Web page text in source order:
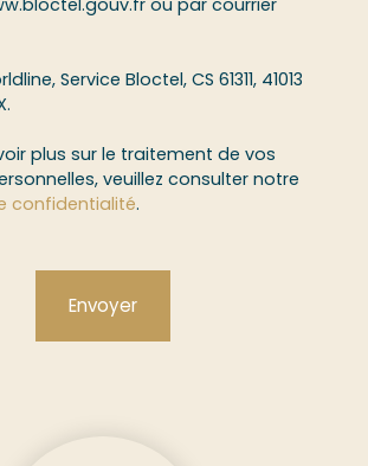
ou par courrier
Service Bloctel, CS 61311, 41013
plus sur le traitement de vos
veuillez consulter notre
confidentialité.
Envoyer